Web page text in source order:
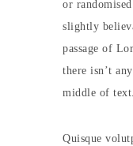
or
slightly
passage of
there isn’t
middle of text.
Quisque